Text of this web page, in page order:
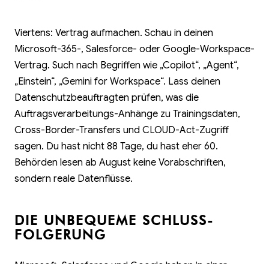
Viertens: Vertrag aufmachen. Schau in deinen
Microsoft-365-, Salesforce- oder Google-Workspace-
Vertrag. Such nach Begriffen wie „Copilot“, „Agent“,
„Einstein“, „Gemini for Workspace“. Lass deinen
Datenschutzbeauftragten prüfen, was die
Auftragsverarbeitungs-Anhänge zu Trainingsdaten,
Cross-Border-Transfers und CLOUD-Act-Zugriff
sagen. Du hast nicht 88 Tage, du hast eher 60.
Behörden lesen ab August keine Vorabschriften,
sondern reale Datenflüsse.
DIE UNBEQUEME SCHLUSS­
FOLGERUNG